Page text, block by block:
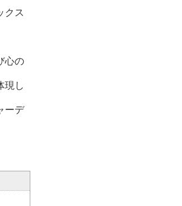
クス
心の
現し
ーデ